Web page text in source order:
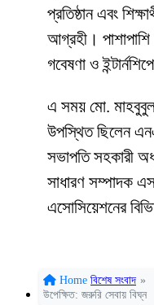
প্রতিষ্ঠান এবং
আগ্রহী। পাশাপাশি
গবেষণা ও
এ সময় মো. মাহবুবুল
উপস্থিত ছিলেন
সভাপতি সহকারী
সাধারণ সম্পাদক
এসোসিয়েশনের
Home বিশেষ সংবাদ »
উপেক্ষিত: জরুরি সেবায় বিঘ্ন